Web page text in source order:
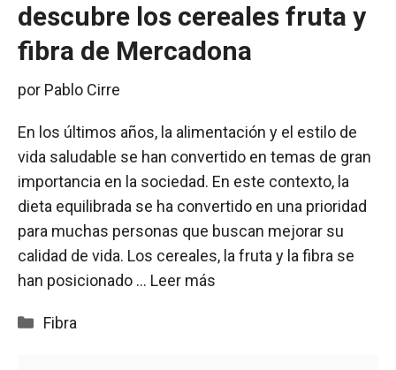
descubre los cereales fruta y
fibra de Mercadona
por Pablo Cirre
En los últimos años, la alimentación y el estilo de
vida saludable se han convertido en temas de gran
importancia en la sociedad. En este contexto, la
dieta equilibrada se ha convertido en una prioridad
para muchas personas que buscan mejorar su
calidad de vida. Los cereales, la fruta y la fibra se
han posicionado … Leer más
Categorías
Fibra